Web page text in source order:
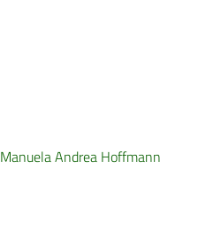
Manuela Andrea Hoffmann